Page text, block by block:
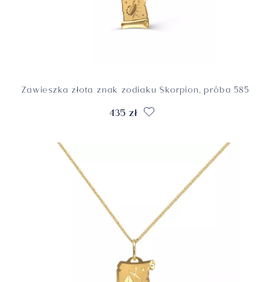
Zawieszka złota znak zodiaku Skorpion, próba 585
435 zł